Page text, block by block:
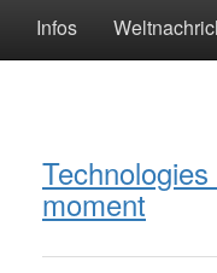
Infos
moment